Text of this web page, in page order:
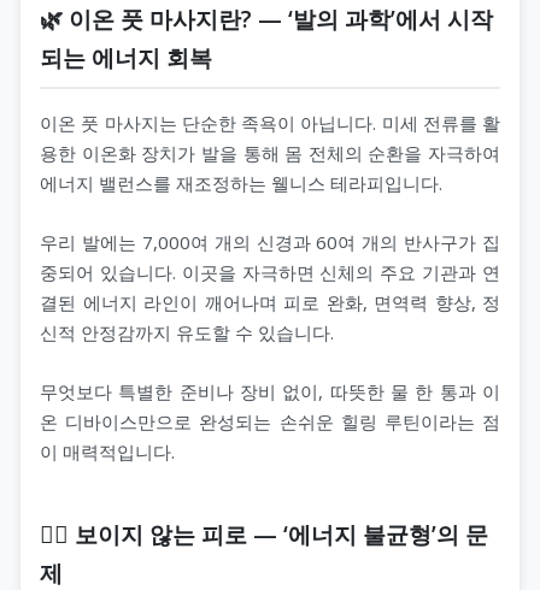
🌿 이온 풋 마사지란? — ‘발의 과학’에서 시작
되는 에너지 회복
이온 풋 마사지는 단순한 족욕이 아닙니다. 미세 전류를 활
용한 이온화 장치가 발을 통해 몸 전체의 순환을 자극하여
에너지 밸런스를 재조정하는 웰니스 테라피입니다.
우리 발에는 7,000여 개의 신경과 60여 개의 반사구가 집
중되어 있습니다. 이곳을 자극하면 신체의 주요 기관과 연
결된 에너지 라인이 깨어나며 피로 완화, 면역력 향상, 정
신적 안정감까지 유도할 수 있습니다.
무엇보다 특별한 준비나 장비 없이, 따뜻한 물 한 통과 이
온 디바이스만으로 완성되는 손쉬운 힐링 루틴이라는 점
이 매력적입니다.
🧘‍♀️ 보이지 않는 피로 — ‘에너지 불균형’의 문
제